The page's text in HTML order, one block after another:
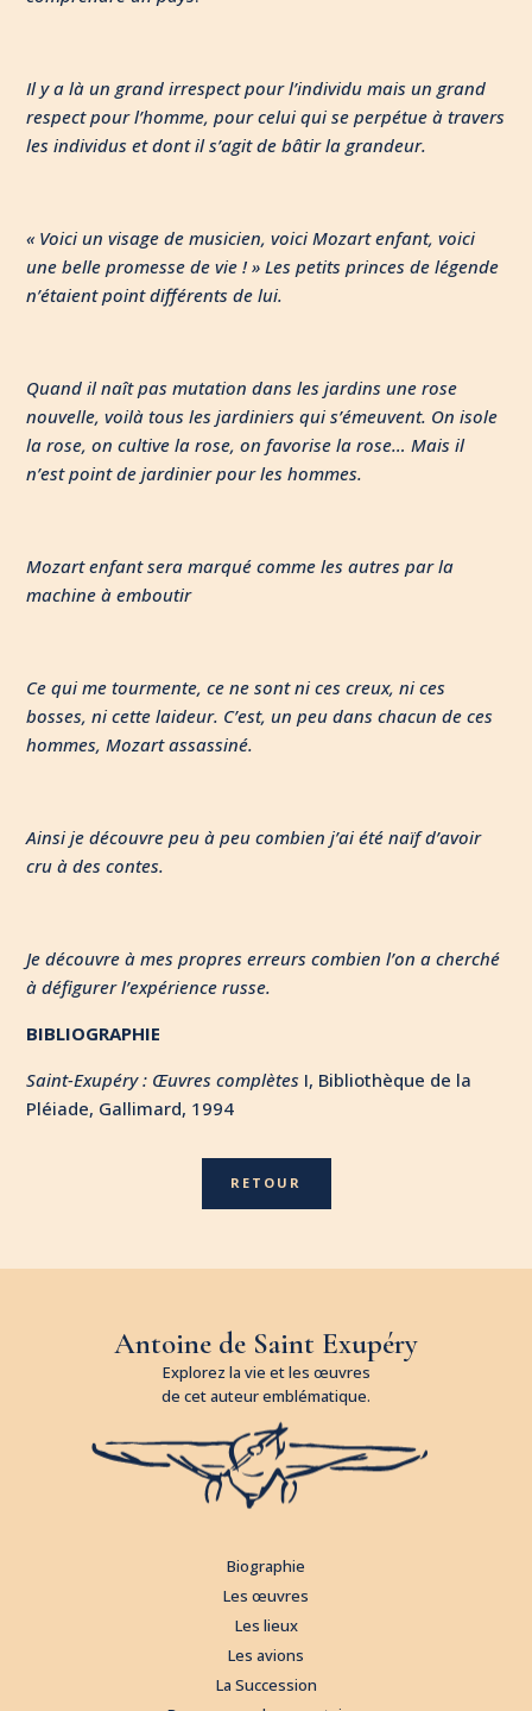
Il y a là un grand irrespect pour l’individu mais un grand
respect pour l’homme, pour celui qui se perpétue à travers
les individus et dont il s’agit de bâtir la grandeur.
« Voici un visage de musicien, voiciMozart enfant, voici
une belle promesse de vie ! » Les petits princes de légende
n’étaient point différents de lui.
Quand il naît pas mutation dans les jardins une rose
nouvelle, voilà tous les jardiniers qui s’émeuvent. On isole
la rose, on cultive la rose, on favorise la rose… Mais il
n’est point de jardinier pour les hommes.
Mozart enfant sera marqué comme les autres par la
machine à emboutir
Ce qui me tourmente, ce ne sont ni ces creux, ni ces
bosses, ni cette laideur. C’est, un peu dans chacun de ces
hommes, Mozart assassiné.
Ainsi je découvre peu à peu combien j’ai été naïf d’avoir
cru à des contes.
Je découvre à mes propres erreurs combien l’on a cherché
à défigurer l’expérience russe.
BIBLIOGRAPHIE
Saint-Exupéry : Œuvres complètes I, Bibliothèque de la
Pléiade, Gallimard, 1994
RETOUR
Antoine de Saint Exupéry
Explorez la vie et les œuvres
de cet auteur emblématique.
Biographie
Les œuvres
Les lieux
Les avions
La Succession